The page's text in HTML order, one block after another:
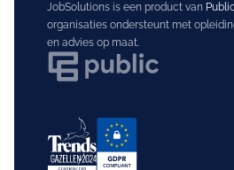
JobSolutions is een product van
organisaties ondersteunt met
en advies op maat.